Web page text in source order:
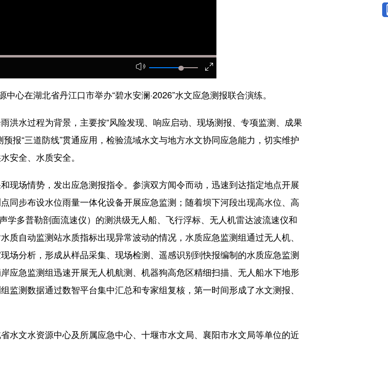
在湖北省丹江口市举办“碧水安澜·2026”水文应急测报联合演练。
水过程为背景，主要按“风险发现、响应启动、现场测报、专项监测、成果
报“三道防线”贯通应用，检验流域水文与地方水文协同应急能力，切实维护
安全、水质安全。
场情势，发出应急测报指令。参演双方闻令而动，迅速到达指定地点开展
同步布设水位雨量一体化设备开展应急监测；随着坝下河段出现高水位、高
学多普勒剖面流速仪）的测洪级无人船、飞行浮标、无人机雷达波流速仪和
质自动监测站水质指标出现异常波动的情况，水质应急监测组通过无人机、
场分析，形成从样品采集、现场检测、遥感识别到快报编制的水质应急监测
应急监测组迅速开展无人机航测、机器狗高危区精细扫描、无人船水下地形
监测数据通过数智平台集中汇总和专家组复核，第一时间形成了水文测报、
文水资源中心及所属应急中心、十堰市水文局、襄阳市水文局等单位的近